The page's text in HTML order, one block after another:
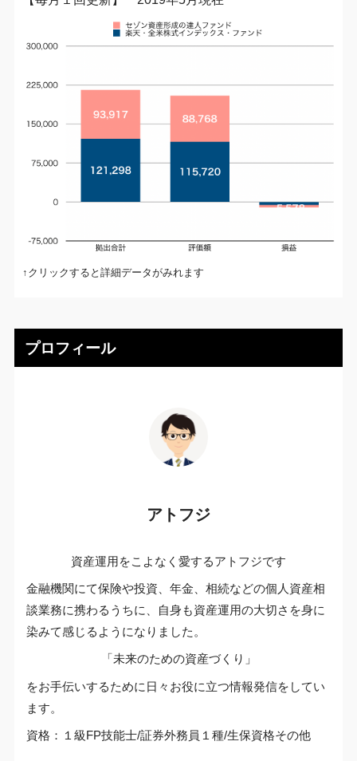
↑クリックすると詳細データがみれます
プロフィール
アトフジ
資産運用をこよなく愛するアトフジです
金融機関にて保険や投資、年金、相続などの個人資産相
談業務に携わるうちに、自身も資産運用の大切さを身に
染みて感じるようになりました。
「未来のための資産づくり」
をお手伝いするために日々お役に立つ情報発信をしてい
ます。
資格：１級FP技能士/証券外務員１種/生保資格その他